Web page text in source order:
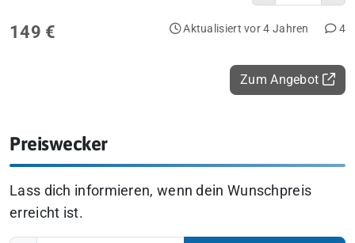
149 € Aktualisiert vor 4 Jahren 4
Zum Angebot
Preiswecker
Lass dich informieren, wenn dein Wunschpreis
erreicht ist.